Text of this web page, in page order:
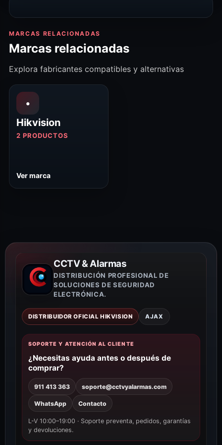
MARCAS RELACIONADAS
Marcas relacionadas
Explora fabricantes compatibles y alternativas
•
Hikvision
2 PRODUCTOS
Ver marca
CCTV & Alarmas
DISTRIBUCIÓN PROFESIONAL DE
SOLUCIONES DE SEGURIDAD
ELECTRÓNICA.
DISTRIBUIDOR OFICIAL HIKVISION AJAX
SOPORTE Y ATENCIÓN AL CLIENTE
¿Necesitas ayuda antes o después de
comprar?
911 413 363 soporte@cctvyalarmas.com
WhatsApp Contacto
L-V 10:00–19:00 · Soporte preventa, pedidos, garantías
y devoluciones.